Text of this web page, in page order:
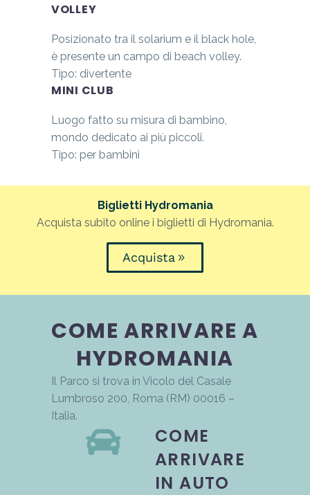
VOLLEY
Posizionato tra il solarium e il black hole,
è presente un campo di beach volley.
Tipo: divertente
MINI CLUB
Luogo fatto su misura di bambino,
mondo dedicato ai più piccoli.
Tipo: per bambini
Biglietti Hydromania
Acquista subito online i biglietti di Hydromania.
Acquista
COME ARRIVARE A
HYDROMANIA
Il Parco si trova in Vicolo del Casale
Lumbroso 200, Roma (RM) 00016 –
Italia.
COME
ARRIVARE
IN AUTO